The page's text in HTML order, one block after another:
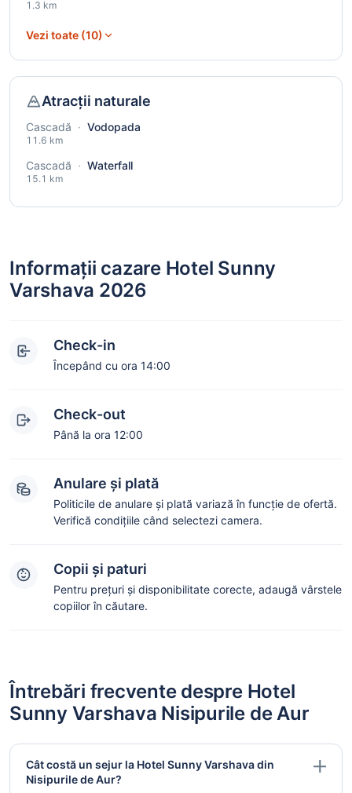
1.3 km
Vezi toate (10)
Atracții naturale
Cascadă · Vodopada
11.6 km
Cascadă · Waterfall
15.1 km
Informații cazare Hotel Sunny
Varshava 2026
Check-in
Începând cu ora 14:00
Check-out
Până la ora 12:00
Anulare și plată
Politicile de anulare și plată variază în funcție de ofertă.
Verifică condițiile când selectezi camera.
Copii și paturi
Pentru prețuri și disponibilitate corecte, adaugă vârstele
copiilor în căutare.
Întrebări frecvente despre Hotel
Sunny Varshava Nisipurile de Aur
Cât costă un sejur la Hotel Sunny Varshava din
Nisipurile de Aur?